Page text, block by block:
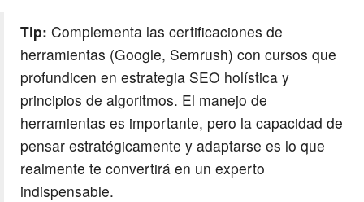
Tip: Complementa las certificaciones de
herramientas (Google, Semrush) con cursos que
profundicen en estrategia SEO holística y
principios de algoritmos. El manejo de
herramientas es importante, pero la capacidad de
pensar estratégicamente y adaptarse es lo que
realmente te convertirá en un experto
indispensable.